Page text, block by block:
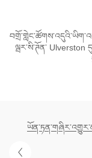
ལྦར་སི་ཊོན་ Ulverston